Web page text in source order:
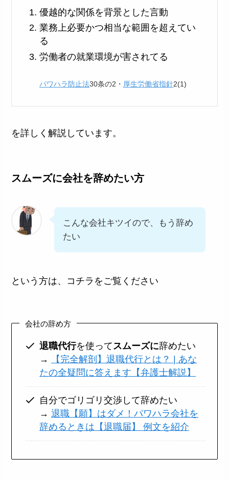
優越的な関係を背景とした言動
業務上必要かつ相当な範囲を超えてい
る
労働者の就業環境が害されてる
パワハラ防止法30条の2・ 厚生労働省指針2(1)
を詳しく解説しています。
スムーズに会社を辞めたい方
こんな会社キツイので、もう辞め
たい
という方は、コチラをご覧ください
会社の辞め方
退職代行を使ってスムーズに辞めたい
→
【完全解剖】退職代行とは？ | あな
たの全疑問に答えます【弁護士解説】
自分でゴリゴリ交渉して辞めたい
→退職【願】はダメ！パワハラ会社を
辞めるときは【退職届】 例文を紹介